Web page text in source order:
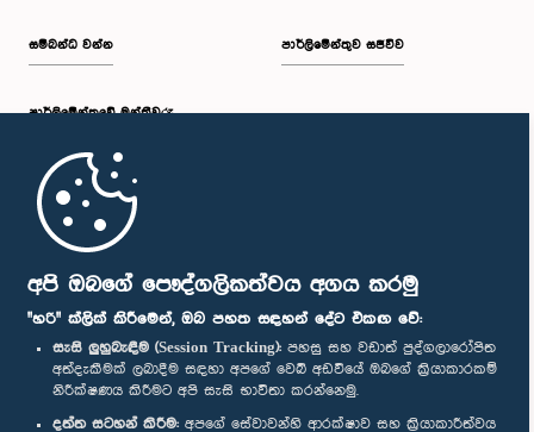
අපි ඔබගේ පෞද්ගලිකත්වය අගය කරමු
"හරි" ක්ලික් කිරීමෙන්, ඔබ පහත සඳහන් දේට එකඟ වේ:
සැසි ලුහුබැඳීම (Session Tracking): පහසු සහ වඩාත් පුද්ගලාරෝපිත
අත්දැකීමක් ලබාදීම සඳහා අපගේ වෙබ් අඩවියේ ඔබගේ ක්‍රියාකාරකම්
නිරීක්ෂණය කිරීමට අපි සැසි භාවිතා කරන්නෙමු.
දත්ත සටහන් කිරීම: අපගේ සේවාවන්හි ආරක්ෂාව සහ ක්‍රියාකාරීත්වය
සම්බන්ධ වන්න
පාර්ලි‌මේන්තුවේ මන්ත්‍රීවරු
මුල් පිටුව
පාර්ලිමේන්තුව සජීවීව
පාර්ලිමේන්තු ජංගම යෙදුම
අප හා සම්බන්ධ වී සිටින්න :